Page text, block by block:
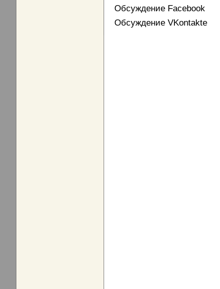
Обсуждение Facebook
Обсуждение VKontakte